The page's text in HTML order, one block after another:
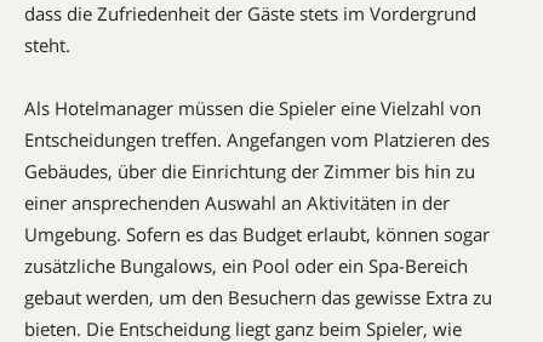
dass die Zufriedenheit der Gäste stets im Vordergrund
steht.
Als Hotelmanager müssen die Spieler eine Vielzahl von
Entscheidungen treffen. Angefangen vom Platzieren des
Gebäudes, über die Einrichtung der Zimmer bis hin zu
einer ansprechenden Auswahl an Aktivitäten in der
Umgebung. Sofern es das Budget erlaubt, können sogar
zusätzliche Bungalows, ein Pool oder ein Spa-Bereich
gebaut werden, um den Besuchern das gewisse Extra zu
bieten. Die Entscheidung liegt ganz beim Spieler, wie